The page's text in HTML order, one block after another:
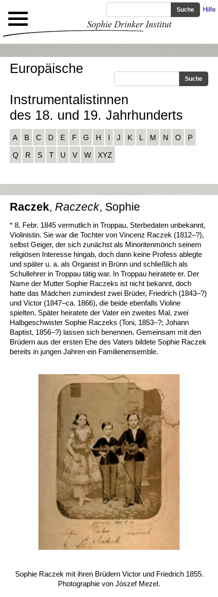
Hilfe
Europäische
Instrumentalistinnen
des 18. und 19. Jahrhunderts
A B C D E F G H I J K L M N O P
Q R S T U V W XYZ
Raczek, Raczeck, Sophie
* 8. Febr. 1845 vermutlich in Troppau, Sterbedaten unbekannt,
Violinistin. Sie war die Tochter von Vincenz Raczek (1812–?),
selbst Geiger, der sich zunächst als Minoritenmönch seinem
religiösen Interesse hingab, doch dann keine Profess ablegte
und später u. a. als Organist in Brünn und schließlich als
Schullehrer in Troppau tätig war. In Troppau heiratete er. Der
Name der Mutter Sophie Raczeks ist nicht bekannt, doch
hatte das Mädchen zumindest zwei Brüder, Friedrich (1843–?)
und Victor (1847–ca. 1866), die beide ebenfalls Violine
spielten. Später heiratete der Vater ein zweites Mal, zwei
Halbgeschwister Sophie Raczeks (Toni, 1853–?; Johann
Baptist, 1856–?) lassen sich benennen. Gemeinsam mit den
Brüdern aus der ersten Ehe des Vaters bildete Sophie Raczek
bereits in jungen Jahren ein Familienensemble.
Sophie Raczek mit ihren Brüdern Victor und Friedrich 1855.
Photographie von Jószef Mezel.